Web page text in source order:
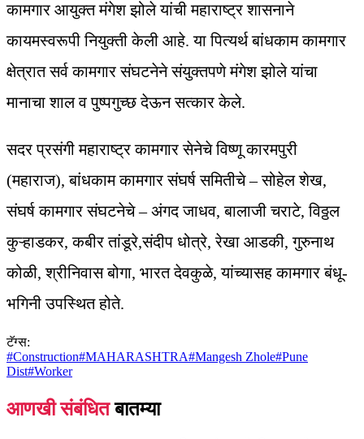
कामगार आयुक्त मंगेश झोले यांची महाराष्ट्र शासनाने
कायमस्वरूपी नियुक्ती केली आहे. या पित्यर्थ बांधकाम कामगार
क्षेत्रात सर्व कामगार संघटनेने संयुक्तपणे मंगेश झोले यांचा
मानाचा शाल व पुष्पगुच्छ देऊन सत्कार केले.
सदर प्रसंगी महाराष्ट्र कामगार सेनेचे विष्णू कारमपुरी
(महाराज), बांधकाम कामगार संघर्ष समितीचे – सोहेल शेख,
संघर्ष कामगार संघटनेचे – अंगद जाधव, बालाजी चराटे, विठ्ठल
कुऱ्हाडकर, कबीर तांडूरे,संदीप धोत्रे, रेखा आडकी, गुरुनाथ
कोळी, श्रीनिवास बोगा, भारत देवकुळे, यांच्यासह कामगार बंधू-
भगिनी उपस्थित होते.
टॅग्स:
#Construction#MAHARASHTRA#Mangesh Zhole#Pune
Dist#Worker
आणखी संबंधित बातम्या